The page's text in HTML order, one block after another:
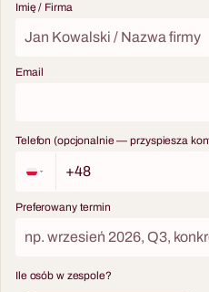
Imię / Firma
Email
Telefon (opcjonalnie — przyspiesza
Preferowany termin
Ile osób w zespole?